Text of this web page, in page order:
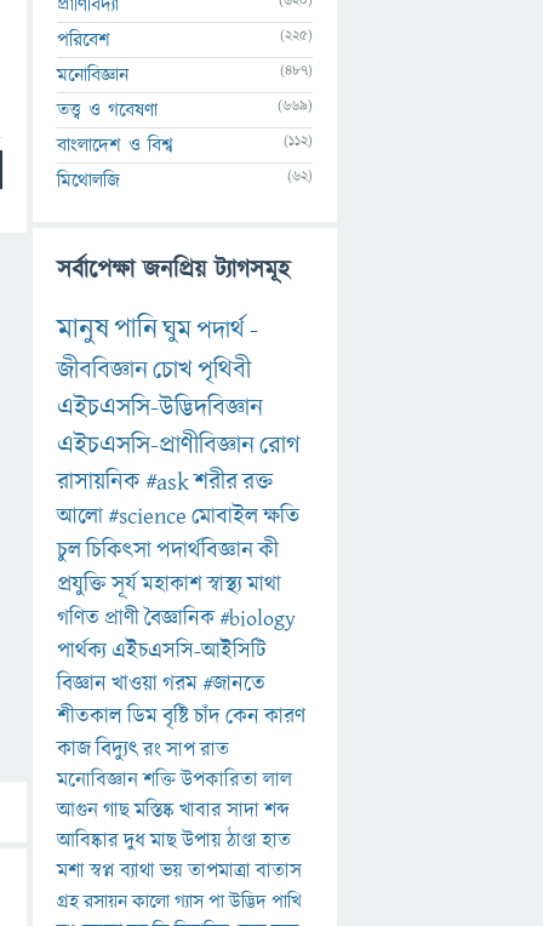
পরিবেশ (225)
মনোবিজ্ঞান (487)
তত্ত্ব ও গবেষণা (669)
বাংলাদেশ ও বিশ্ব (112)
মিথোলজি (62)
সর্বাপেক্ষা জনপ্রিয় ট্যাগসমূহ
মানুষপানিঘুমপদার্থ-
জীববিজ্ঞানচোখপৃথিবী
এইচএসসি-উদ্ভিদবিজ্ঞান
এইচএসসি-প্রাণীবিজ্ঞানরোগ
রাসায়নিক#askশরীররক্ত
আলো#scienceমোবাইলক্ষতি
চুলচিকিৎসাপদার্থবিজ্ঞানকী
প্রযুক্তিসূর্যমহাকাশস্বাস্থ্যমাথা
গণিত প্রাণীবৈজ্ঞানিক#biology
পার্থক্য এইচএসসি-আইসিটি
বিজ্ঞানখাওয়াগরম#জানতে
শীতকালডিমবৃষ্টিচাঁদকেনকারণ
কাজবিদ্যুৎরংসাপরাত
মনোবিজ্ঞানশক্তিউপকারিতালাল
আগুনগাছমস্তিষ্কখাবারসাদাশব্দ
আবিষ্কারদুধমাছউপায়ঠাণ্ডাহাত
মশাস্বপ্নব্যাথাভয়তাপমাত্রাবাতাস
গ্রহরসায়নকালোগ্যাসপাউদ্ভিদপাখি